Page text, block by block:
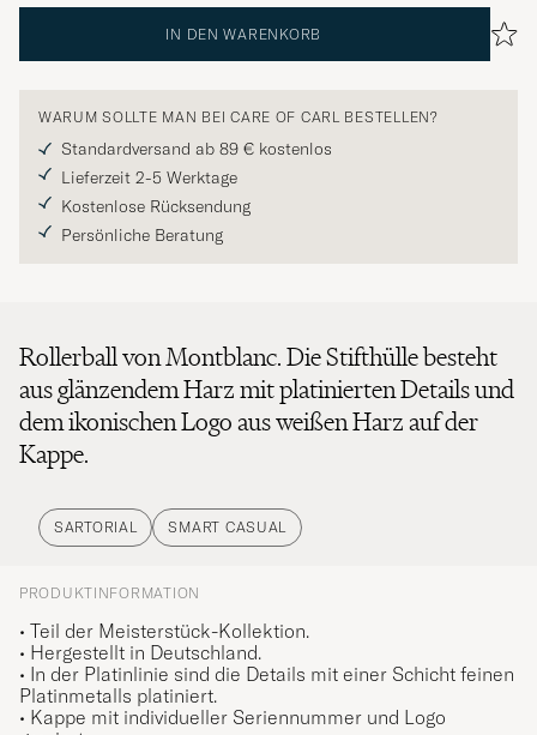
IN DEN WARENKORB
WARUM SOLLTE MAN BEI CARE OF CARL BESTELLEN?
Standardversand ab 89 € kostenlos
Lieferzeit 2-5 Werktage
Kostenlose Rücksendung
Persönliche Beratung
Rollerball von Montblanc. Die Stifthülle besteht
aus glänzendem Harz mit platinierten Details und
dem ikonischen Logo aus weißen Harz auf der
Kappe.
SARTORIAL SMART CASUAL
PRODUKTINFORMATION
• Teil der Meisterstück-Kollektion.
• Hergestellt in Deutschland.
• In der Platinlinie sind die Details mit einer Schicht feinen
Platinmetalls platiniert.
• Kappe mit individueller Seriennummer und Logo